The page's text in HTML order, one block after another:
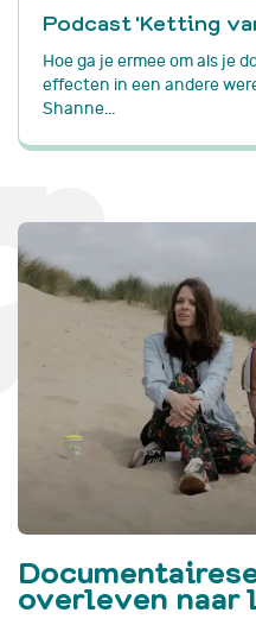
Podcast 'Ketting
Hoe ga je ermee om als je
effecten in een andere
Shanne...
overleven naar